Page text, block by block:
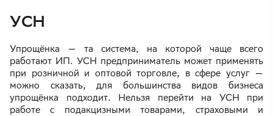
УСН
Упрощёнка — та система, на которой чаще всего
работают ИП. УСН предприниматель может применять
при розничной и оптовой торговле, в сфере услуг —
можно сказать, для большинства видов бизнеса
упрощёнка подходит. Нельзя перейти на УСН при
работе с подакцизными товарами, страховыми и